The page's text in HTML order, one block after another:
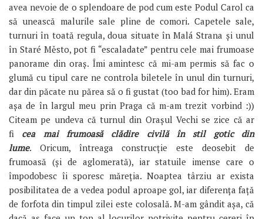
avea nevoie de o splendoare de pod cum este Podul Carol ca
să unească malurile sale pline de comori. Capetele sale,
turnuri în toată regula, doua situate în Malá Strana și unul
în Staré Město, pot fi “escaladate” pentru cele mai frumoase
panorame din oraș. Îmi amintesc că mi-am permis să fac o
glumă cu tipul care ne controla biletele în unul din turnuri,
dar din păcate nu părea să o fi gustat (too bad for him). Eram
așa de în largul meu prin Praga că m-am trezit vorbind :))
Citeam pe undeva că turnul din Orașul Vechi se zice că ar
fi cea mai frumoasă clădire civilă în stil gotic din
lume. Oricum, întreaga construcție este deosebit de
frumoasă (și de aglomerată), iar statuile imense care o
împodobesc îi sporesc măreția. Noaptea târziu ar exista
posibilitatea de a vedea podul aproape gol, iar diferența față
de forfota din timpul zilei este colosală. M-am gândit așa, că